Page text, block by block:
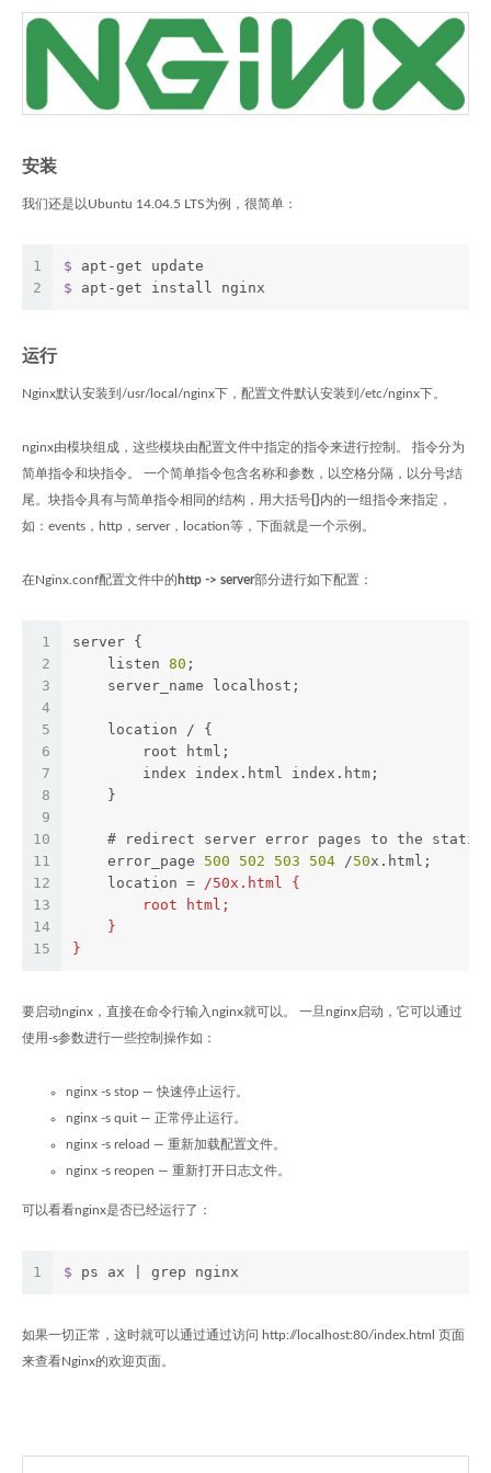
安装
我们还是以Ubuntu 14.04.5 LTS为例，很简单：
1
2
$ apt-get update
$ apt-get install nginx
运行
Nginx默认安装到/usr/local/nginx下，配置文件默认安装到/etc/nginx下。
nginx由模块组成，这些模块由配置文件中指定的指令来进行控制。 指令分为
简单指令和块指令。 一个简单指令包含名称和参数，以空格分隔，以分号;结
尾。块指令具有与简单指令相同的结构，用大括号{}内的一组指令来指定，
如：events，http，server，location等，下面就是一个示例。
在Nginx.conf配置文件中的 http -> server部分进行如下配置：
1
2
3
4
5
6
7
8
9
10
11
12
13
14
15
server {
    listen
80 ;
    server_name localhost;
    location / {
        root html;
        index index.html index.htm;
    }
# redirect server error pages to the static
    error_page
500 502 503 504 /50x.html;
    location =
/50x.html {
        root html;
    }
}
要启动nginx，直接在命令行输入nginx就可以。 一旦nginx启动，它可以通过
使用-s参数进行一些控制操作如：
nginx -s stop — 快速停止运行。
nginx -s quit — 正常停止运行。
nginx -s reload — 重新加载配置文件。
nginx -s reopen — 重新打开日志文件。
可以看看nginx是否已经运行了：
1 $ ps ax | grep nginx
如果一切正常，这时就可以通过通过访问 http://localhost:80/index.html 页面
来查看Nginx的欢迎页面。